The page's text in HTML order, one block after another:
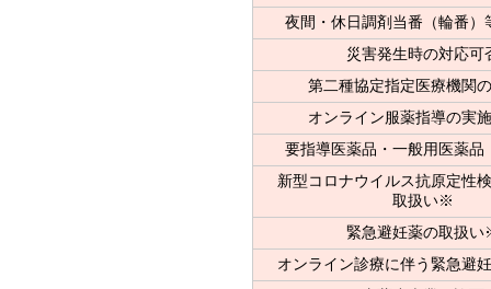
夜間・休日調剤当番（輪番）
災害発生時の対応可
第二種協定指定医療機関
オンライン服薬指導の実
要指導医薬品・一般用医薬品
新型コロナウイルス抗原定性
取扱い※
緊急避妊薬の取扱
オンライン診療に伴う緊急避